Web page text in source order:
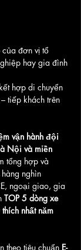
của đơn vị tổ
hay gia đình
hợp di chuyển
tiếp khách trên
vận hành đội
Nội và miền
tổng hợp và
nghìn
ngoại giao, gia
TOP 5 dòng xe
nhất năm
theo tiêu chuẩn E-